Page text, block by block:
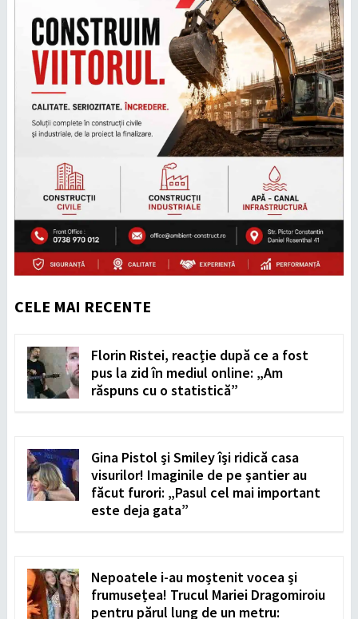
CELE MAI RECENTE
Florin Ristei, reacție după ce a fost
pus la zid în mediul online: „Am
răspuns cu o statistică”
Gina Pistol și Smiley își ridică casa
visurilor! Imaginile de pe șantier au
făcut furori: „Pasul cel mai important
este deja gata”
Nepoatele i-au moștenit vocea și
frumusețea! Trucul Mariei Dragomiroiu
pentru părul lung de un metru: